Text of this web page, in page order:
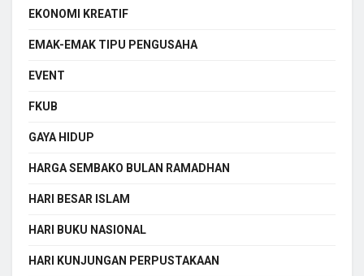
EKONOMI KREATIF
EMAK-EMAK TIPU PENGUSAHA
EVENT
FKUB
GAYA HIDUP
HARGA SEMBAKO BULAN RAMADHAN
HARI BESAR ISLAM
HARI BUKU NASIONAL
HARI KUNJUNGAN PERPUSTAKAAN